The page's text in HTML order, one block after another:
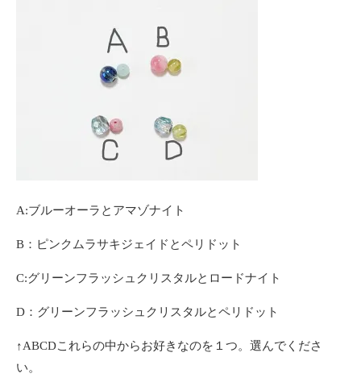
A:ブルーオーラとアマゾナイト
B：ピンクムラサキジェイドとペリドット
C:グリーンフラッシュクリスタルとロードナイト
D：グリーンフラッシュクリスタルとペリドット
↑ABCDこれらの中からお好きなのを１つ。選んでくださ
い。